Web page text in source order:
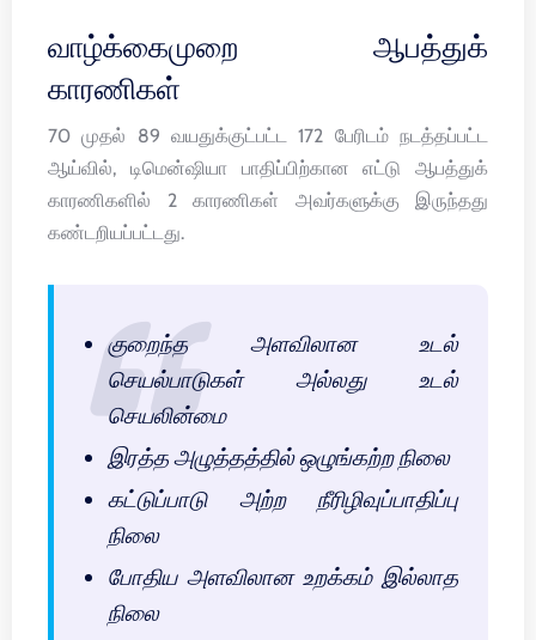
வாழ்க்கைமுறை ஆபத்துக்
காரணிகள்
70 முதல் 89 வயதுக்குட்பட்ட 172 பேரிடம் நடத்தப்பட்ட
ஆய்வில், டிமென்ஷியா பாதிப்பிற்கான எட்டு ஆபத்துக்
காரணிகளில் 2 காரணிகள் அவர்களுக்கு இருந்தது
கண்டறியப்பட்டது.
குறைந்த அளவிலான உடல்
செயல்பாடுகள் அல்லது உடல்
செயலின்மை
இரத்த அழுத்தத்தில் ஒழுங்கற்ற நிலை
கட்டுப்பாடு அற்ற நீரிழிவுப்பாதிப்பு
நிலை
போதிய அளவிலான உறக்கம் இல்லாத
நிலை